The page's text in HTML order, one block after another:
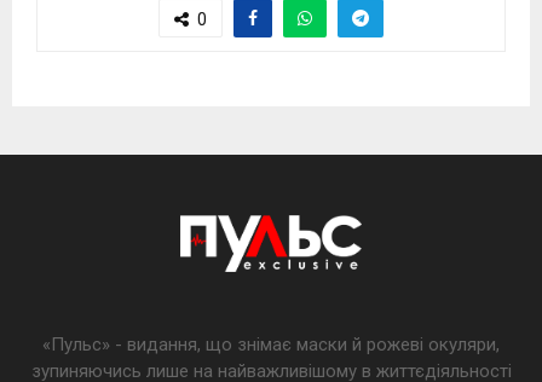
0
«Пульс» - видання, що знімає маски й рожеві окуляри,
зупиняючись лише на найважливішому в життєдіяльності